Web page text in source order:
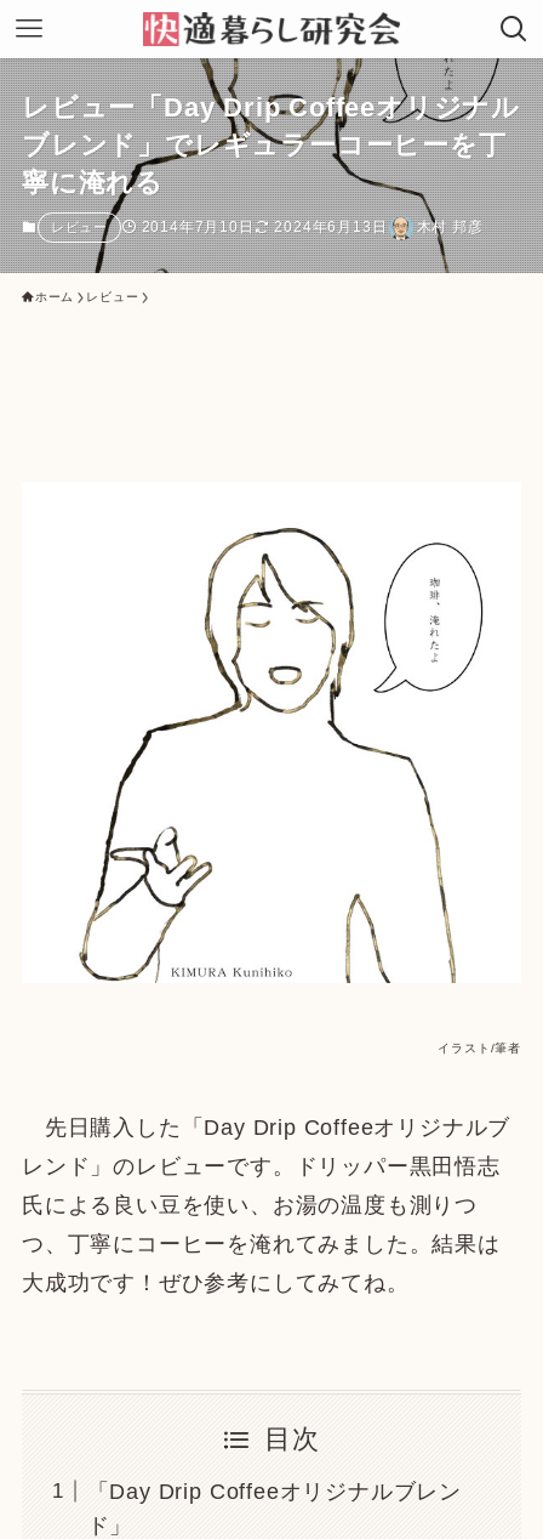
レビュー「Day Drip Coffeeオリジナル
ブレンド」でレギュラーコーヒーを丁
寧に淹れる
レビュー 2014年7月10日 2024年6月13日 木村 邦彦
ホーム レビュー
イラスト/筆者
先日購入した「Day Drip Coffeeオリジナルブ
レンド」のレビューです。ドリッパー黒田悟志
氏による良い豆を使い、お湯の温度も測りつ
つ、丁寧にコーヒーを淹れてみました。結果は
大成功です！ぜひ参考にしてみてね。
目次
「Day Drip Coffeeオリジナルブレン
ド」